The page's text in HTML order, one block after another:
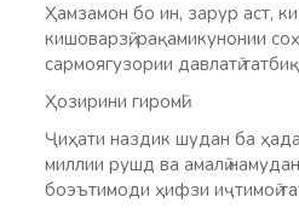
Ҳамзамон бо ин, зарур аст,
кишоварзӣ, рақамикунонии
сармоягузории давлатӣ
Ҳозирини гиромӣ!
Ҷиҳати наздик шудан ба
миллии рушд ва амалӣ
боэътимоди ҳифзи иҷтимоӣ